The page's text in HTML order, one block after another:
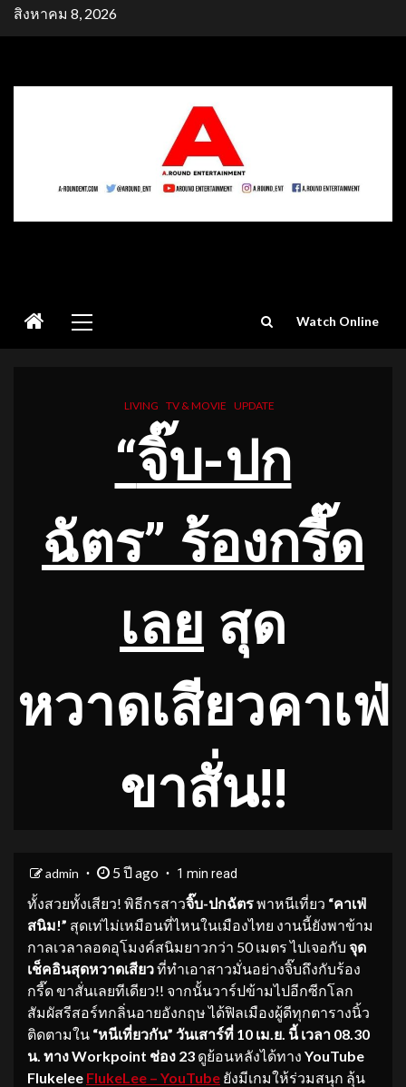
Skipสิงหาคม 8, 2026
Menu
Watch Online
LIVING TV & MOVIE UPDATE
“จิ๊บ-ปก
ฉัตร” ร้องกรี๊ด
เลย สุด
หวาดเสียวคาเฟ่
ขาสั่น!!
admin 5 ปี ago 1 min read
ทั้งสวยทั้งเสียว! พิธีกรสาวจิ๊บ-ปกฉัตรพาหนีเที่ยว “คาเฟ่
สนิม!” สุดเท่ไม่เหมือนที่ไหนในเมืองไทย งานนี้ยังพาข้าม
กาลเวลาลอดอุโมงค์สนิมยาวกว่า 50 เมตร ไปเจอกับ จุด
เช็คอินสุดหวาดเสียวที่ทำเอาสาวมั่นอย่างจิ๊บถึงกับร้อง
กรี๊ด ขาสั่นเลยทีเดียว!! จากนั้นวาร์ปข้ามไปอีกซีกโลก
สัมผัสรีสอร์ทกลิ่นอายอังกฤษ ได้ฟิลเมืองผู้ดีทุกตารางนิ้ว
ติดตามใน “หนีเที่ยวกัน” วันเสาร์ที่ 10 เม.ย. นี้ เวลา 08.30
น. ทาง Workpoint ช่อง 23 ดูย้อนหลังได้ทาง YouTube
Flukelee FlukeLee – YouTube ยังมีเกมให้ร่วมสนุก ลุ้น